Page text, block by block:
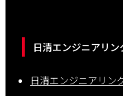
日清エンジニアリン
日清エンジニアリン